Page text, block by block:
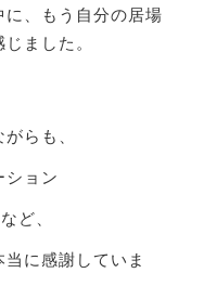
、
もう自分の居場
ました。
らも、
ション
ど、
に感謝していま